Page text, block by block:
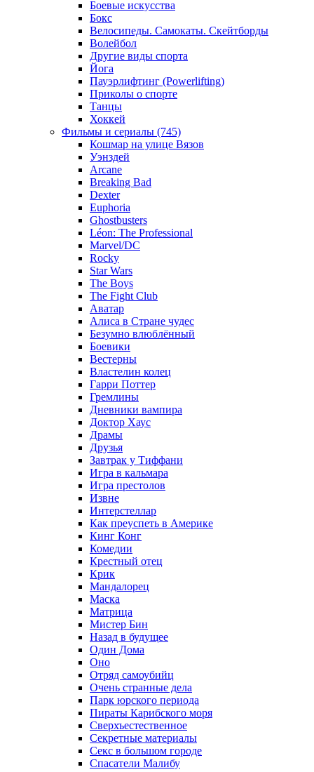
Боевые искусства
Бокс
Велосипеды. Самокаты. Скейтборды
Волейбол
Другие виды спорта
Йога
Пауэрлифтинг (Powerlifting)
Приколы о спорте
Танцы
Хоккей
Фильмы и сериалы (745)
Кошмар на улице Вязов
Уэнздей
Arcane
Breaking Bad
Dexter
Euphoria
Ghostbusters
Léon: The Professional
Marvel/DC
Rocky
Star Wars
The Boys
The Fight Club
Аватар
Алиса в Стране чудес
Безумно влюблённый
Боевики
Вестерны
Властелин колец
Гарри Поттер
Гремлины
Дневники вампира
Доктор Хаус
Драмы
Друзья
Завтрак у Тиффани
Игра в кальмара
Игра престолов
Извне
Интерстеллар
Как преуспеть в Америке
Кинг Конг
Комедии
Крестный отец
Крик
Мандалорец
Маска
Матрица
Мистер Бин
Назад в будущее
Один Дома
Оно
Отряд самоубийц
Очень странные дела
Парк юрского периода
Пираты Карибского моря
Сверхъестественное
Секретные материалы
Секс в большом городе
Спасатели Малибу